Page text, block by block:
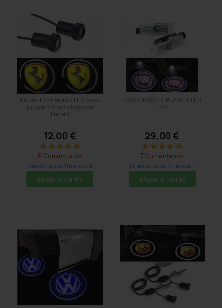
Kit de iluminación LED para
proyector con logo de
Ferrari
12,00 €
star star star star star
6 Comentarios
Questo prodotto è stato
acquistato: 29 times
Añadir al carrito
LOGO BAJO LA PUERTA LED
FIAT
29,00 €
star star star star star
7 Comentarios
Questo prodotto è stato
acquistato: 89 times
Añadir al carrito